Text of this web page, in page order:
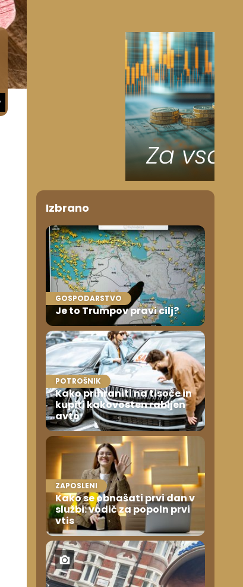
Izbrano
GOSPODARSTVO
Je to Trumpov pravi cilj?
POTROŠNIK
Kako prihraniti na tisoče in
kupiti kakovosten rabljen
avto
ZAPOSLENI
Kako se obnašati prvi dan v
službi: vodič za popoln prvi
vtis